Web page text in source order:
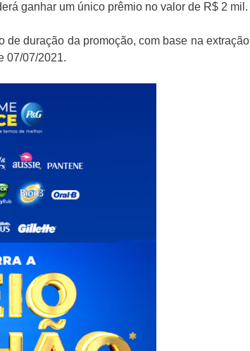
ganhar um único prêmio no valor de R$ 2 mil.
duração da promoção, com base na extração
07/07/2021.